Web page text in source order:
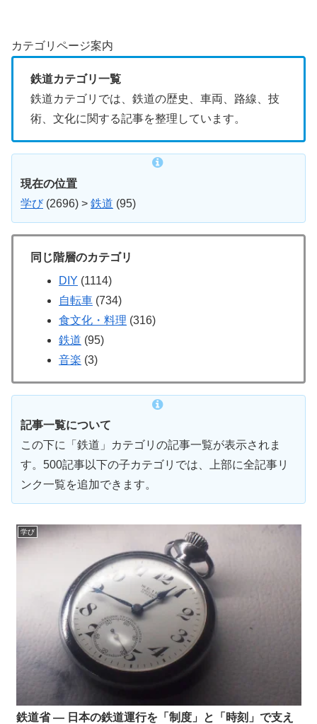
カテゴリページ案内
鉄道カテゴリ一覧
鉄道カテゴリでは、鉄道の歴史、車両、路線、技
術、文化に関する記事を整理しています。
現在の位置
学び (2696) > 鉄道 (95)
同じ階層のカテゴリ
DIY (1114)
自転車 (734)
食文化・料理 (316)
鉄道 (95)
音楽 (3)
記事一覧について
この下に「鉄道」カテゴリの記事一覧が表示されま
す。500記事以下の子カテゴリでは、上部に全記事リ
ンク一覧を追加できます。
学び
鉄道省 ― 日本の鉄道運行を「制度」と「時刻」で支え